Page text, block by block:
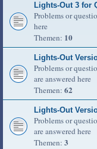
Lights-Out 3 for
Problems or
here
Themen: 10
Lights-Out
Problems or
are answered here
Themen: 62
Lights-Out
Problems or
are answered here
Themen: 3